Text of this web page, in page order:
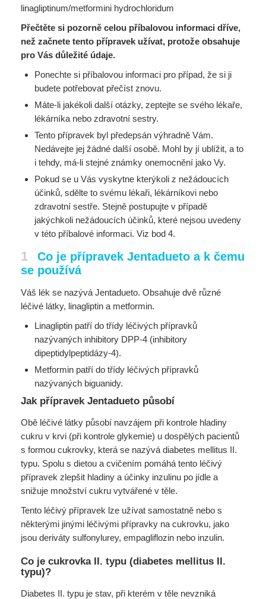
linagliptinum/metformini hydrochloridum
Přečtěte si pozorně celou příbalovou informaci dříve,
než začnete tento přípravek užívat, protože obsahuje
pro Vás důležité údaje.
Ponechte si příbalovou informaci pro případ, že si ji
budete potřebovat přečíst znovu.
Máte-li jakékoli další otázky, zeptejte se svého lékaře,
lékárníka nebo zdravotní sestry.
Tento přípravek byl předepsán výhradně Vám.
Nedávejte jej žádné další osobě. Mohl by jí ublížit, a to
i tehdy, má-li stejné známky onemocnění jako Vy.
Pokud se u Vás vyskytne kterýkoli z nežádoucích
účinků, sdělte to svému lékaři, lékárníkovi nebo
zdravotní sestře. Stejně postupujte v případě
jakýchkoli nežádoucích účinků, které nejsou uvedeny
v této příbalové informaci. Viz bod 4.
1
Co je přípravek Jentadueto a k čemu
se používá
Váš lék se nazývá Jentadueto. Obsahuje dvě různé
léčivé látky, linagliptin a metformin.
Linagliptin patří do třídy léčivých přípravků
nazývaných inhibitory DPP-4 (inhibitory
dipeptidylpeptidázy-4).
Metformin patří do třídy léčivých přípravků
nazývaných biguanidy.
Jak přípravek Jentadueto působí
Obě léčivé látky působí navzájem při kontrole hladiny
cukru v krvi (při kontrole glykemie) u dospělých pacientů
s formou cukrovky, která se nazývá diabetes mellitus II.
typu. Spolu s dietou a cvičením pomáhá tento léčivý
přípravek zlepšit hladiny a účinky inzulinu po jídle a
snižuje množství cukru vytvářené v těle.
Tento léčivý přípravek lze užívat samostatně nebo s
některými jinými léčivými přípravky na cukrovku, jako
jsou deriváty sulfonylurey, empagliflozin nebo inzulin.
Co je cukrovka II. typu (diabetes mellitus II.
typu)?
Diabetes II. typu je stav, při kterém v těle nevzniká